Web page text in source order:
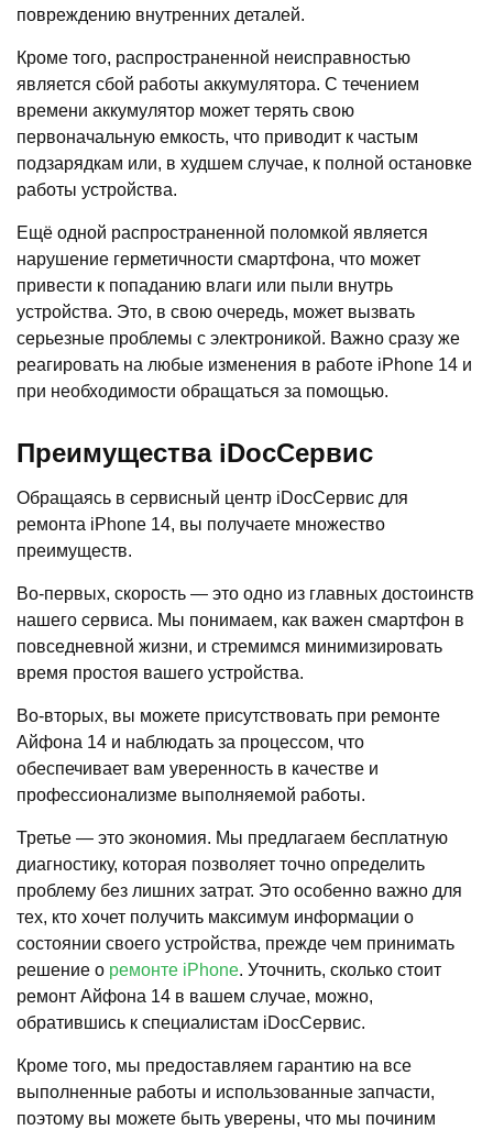
повреждению внутренних деталей.
Кроме того, распространенной неисправностью
является сбой работы аккумулятора. С течением
времени аккумулятор может терять свою
первоначальную емкость, что приводит к частым
подзарядкам или, в худшем случае, к полной остановке
работы устройства.
Ещё одной распространенной поломкой является
нарушение герметичности смартфона, что может
привести к попаданию влаги или пыли внутрь
устройства. Это, в свою очередь, может вызвать
серьезные проблемы с электроникой. Важно сразу же
реагировать на любые изменения в работе iPhone 14 и
при необходимости обращаться за помощью.
Преимущества iDocСервис
Обращаясь в сервисный центр iDocСервис для
ремонта iPhone 14, вы получаете множество
преимуществ.
Во-первых, скорость — это одно из главных достоинств
нашего сервиса. Мы понимаем, как важен смартфон в
повседневной жизни, и стремимся минимизировать
время простоя вашего устройства.
Во-вторых, вы можете присутствовать при ремонте
Айфона 14 и наблюдать за процессом, что
обеспечивает вам уверенность в качестве и
профессионализме выполняемой работы.
Третье — это экономия. Мы предлагаем бесплатную
диагностику, которая позволяет точно определить
проблему без лишних затрат. Это особенно важно для
тех, кто хочет получить максимум информации о
состоянии своего устройства, прежде чем принимать
решение о ремонте iPhone. Уточнить, сколько стоит
ремонт Айфона 14 в вашем случае, можно,
обратившись к специалистам iDocСервис.
Кроме того, мы предоставляем гарантию на все
выполненные работы и использованные запчасти,
поэтому вы можете быть уверены, что мы починим